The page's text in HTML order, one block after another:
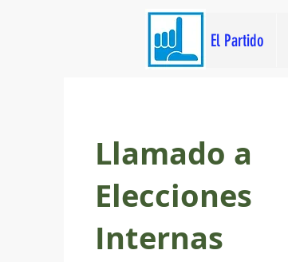
El Partido
Llamado a
Elecciones
Internas